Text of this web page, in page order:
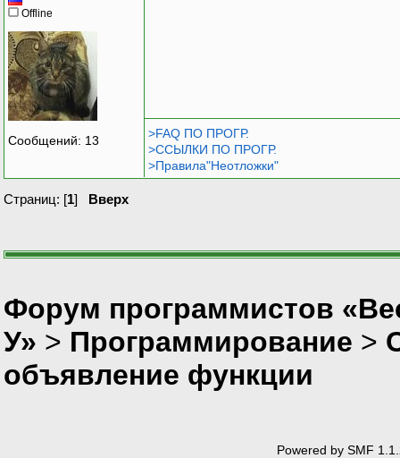
Offline
Сообщений: 13
>FAQ ПО ПРОГР.
>ССЫЛКИ ПО ПРОГР.
>Правила"Неотложки"
Страниц: [1] Вверх
Форум программистов
У» > Программирование >
объявление функции
Powered by SMF